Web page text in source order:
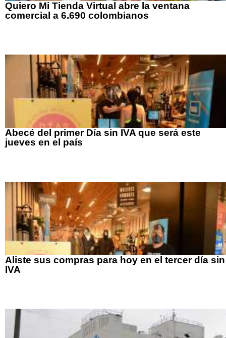
Quiero Mi Tienda Virtual abre la ventana
comercial a 6.690 colombianos
Abecé del primer Día sin IVA que será este
jueves en el país
Aliste sus compras para hoy en el tercer día sin
IVA